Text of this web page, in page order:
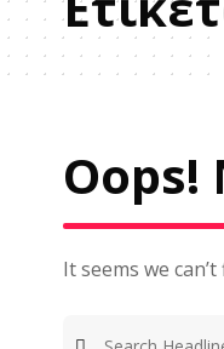
It seems we